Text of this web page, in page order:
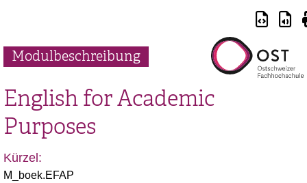
Modulbeschreibung
English for Academic
Purposes
Kürzel:
M_boek.EFAP